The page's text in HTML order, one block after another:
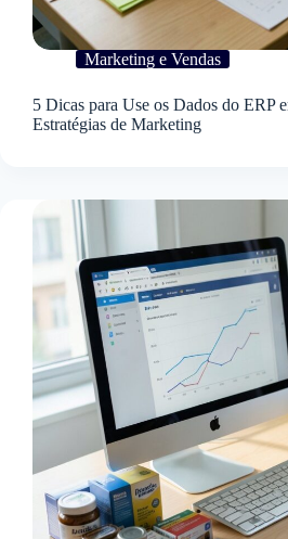
Marketing e Vendas
5 Dicas para Use os Dados do ERP
Estratégias de Marketing